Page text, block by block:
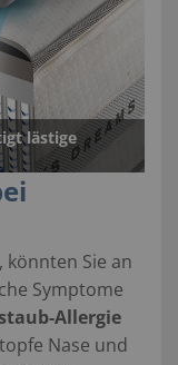
lästige
könnten Sie an
Symptome
Allergie
Nase und